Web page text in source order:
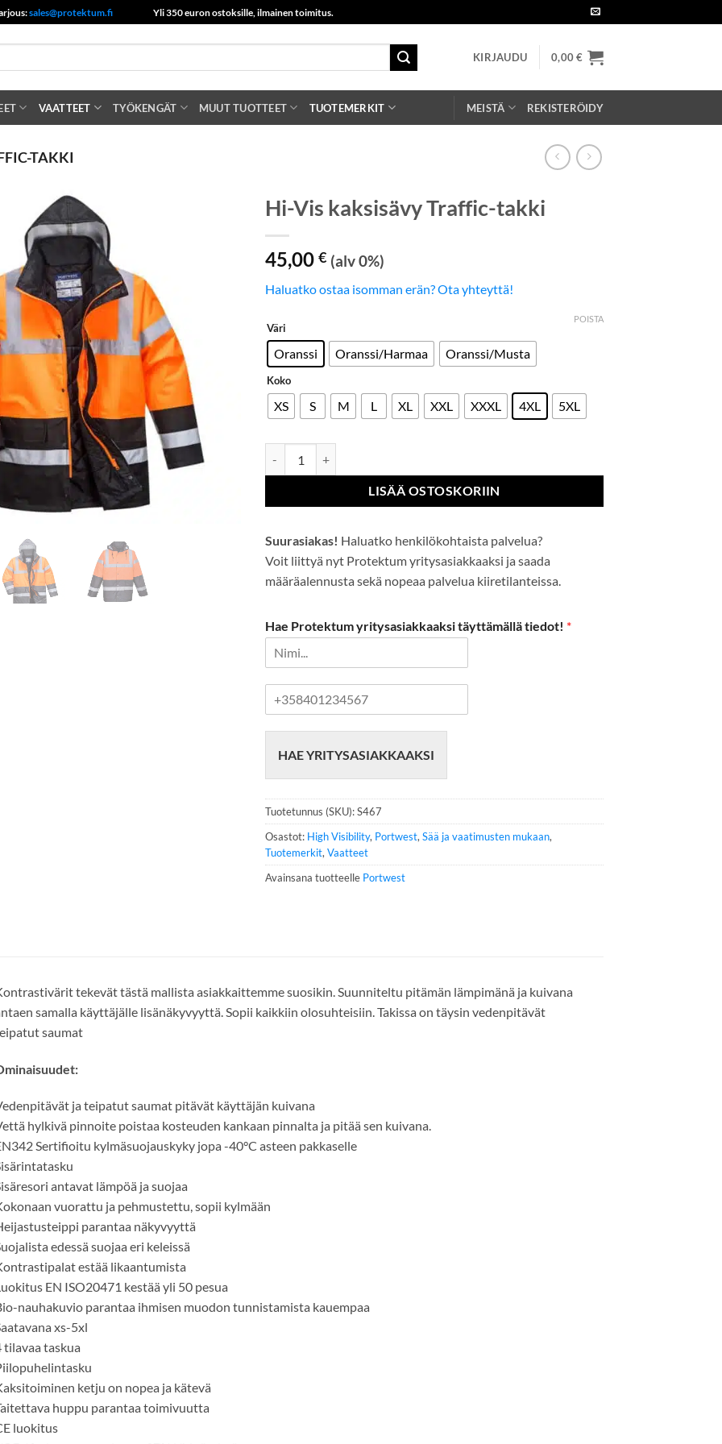
sales@protektum.fiYli 350 euron ostoksille, ilmainen toimitus.
KIRJAUDU 0,00€
VAATTEET TYÖKENGÄT MUUT TUOTTEET TUOTEMERKIT MEISTÄ REKISTERÖIDY
TAKKI
Hi-Vis kaksisävy Traffic-takki
45,00 € (alv 0%)
Haluatko ostaa isomman erän? Ota yhteyttä!
Väri
Oranssi Oranssi/Harmaa Oranssi/Musta
Koko
XS S M L XL XXL XXXL 4XL 5XL
POISTA
LISÄÄ OSTOSKORIIN
Suurasiakas! Haluatko henkilökohtaista palvelua?
Voit liittyä nyt Protektum yritysasiakkaaksi ja saada
määräalennusta sekä nopeaa palvelua kiiretilanteissa.
Hae Protektum yritysasiakkaaksi täyttämällä tiedot! *
n
u
m
e
r
o
HAE YRITYSASIAKKAAKSI
Tuotetunnus (SKU):S467
Osastot: High Visibility, Portwest, Sää ja vaatimusten mukaan,
Tuotemerkit, Vaatteet
Avainsana tuotteelle Portwest
tekevät tästä mallista asiakkaittemme suosikin. Suunniteltu pitämän lämpimänä ja kuivana
samalla käyttäjälle lisänäkyvyyttä. Sopii kaikkiin olosuhteisiin. Takissa on täysin vedenpitävät
saumat
ja teipatut saumat pitävät käyttäjän kuivana
hylkivä pinnoite poistaa kosteuden kankaan pinnalta ja pitää sen kuivana.
Sertifioitu kylmäsuojauskyky jopa -40°C asteen pakkaselle
antavat lämpöä ja suojaa
vuorattu ja pehmustettu, sopii kylmään
parantaa näkyvyyttä
edessä suojaa eri keleissä
estää likaantumista
EN ISO20471 kestää yli 50 pesua
nauhakuvio parantaa ihmisen muodon tunnistamista kauempaa
xs-5xl
tilavaa taskua
ketju on nopea ja kätevä
huppu parantaa toimivuutta
luokitus